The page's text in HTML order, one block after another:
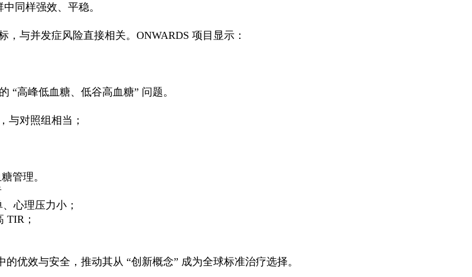
同样强效、平稳。
与并发症风险直接相关。ONWARDS 项目显示：
“高峰低血糖、低谷高血糖” 问题。
与对照组相当；
管理。
心理压力小；
TIR；
效与安全，推动其从 “创新概念” 成为全球标准治疗选择。